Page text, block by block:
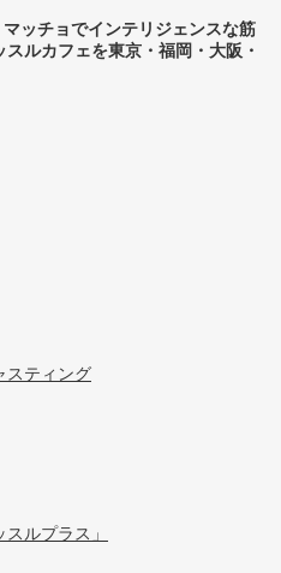
ッチョでインテリジェンスな筋
ルカフェを東京・福岡・大阪・
スティング
ルプラス」